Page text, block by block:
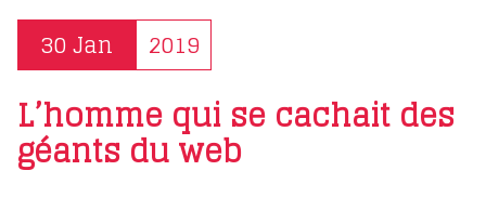
30 Jan 2019
L’homme qui se cachait des
géants du web